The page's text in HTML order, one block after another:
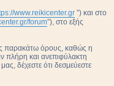
www.reikicenter.gr ”) και στο
forum”), στο εξής
παρακάτω όρους, καθώς η
πλήρη και ανεπιφύλακτη
δέχεστε ότι δεσμεύεστε